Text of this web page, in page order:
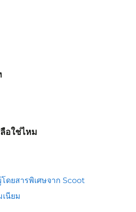
อใช่ไหม
ดยสารพิเศษจาก Scoot
นียม